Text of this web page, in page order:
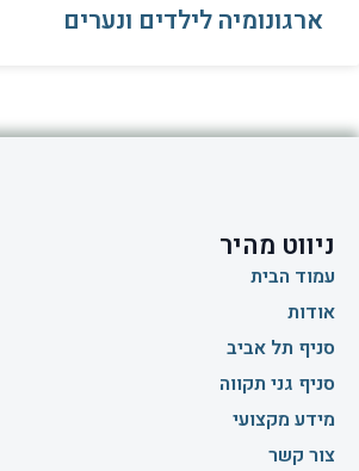
ארגונומיה לילדים ונערים
ניווט מהיר
עמוד הבית
אודות
סניף תל אביב
סניף גני תקווה
מידע מקצועי
צור קשר